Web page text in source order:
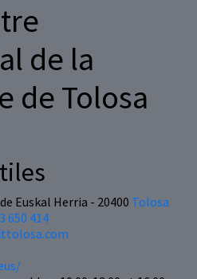
de la
de Tolosa
Euskal Herria - 20400 Tolosa
650 414